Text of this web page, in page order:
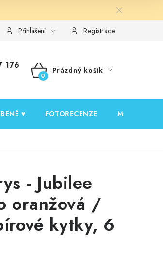
údajů Ověřování recenzí
Přihlášení Registrace
176
NÁKUPNÍ
Prázdný košík
♥️ FOTORECENZE MOJE
- Jubilee
oranžová /
kytky, 6